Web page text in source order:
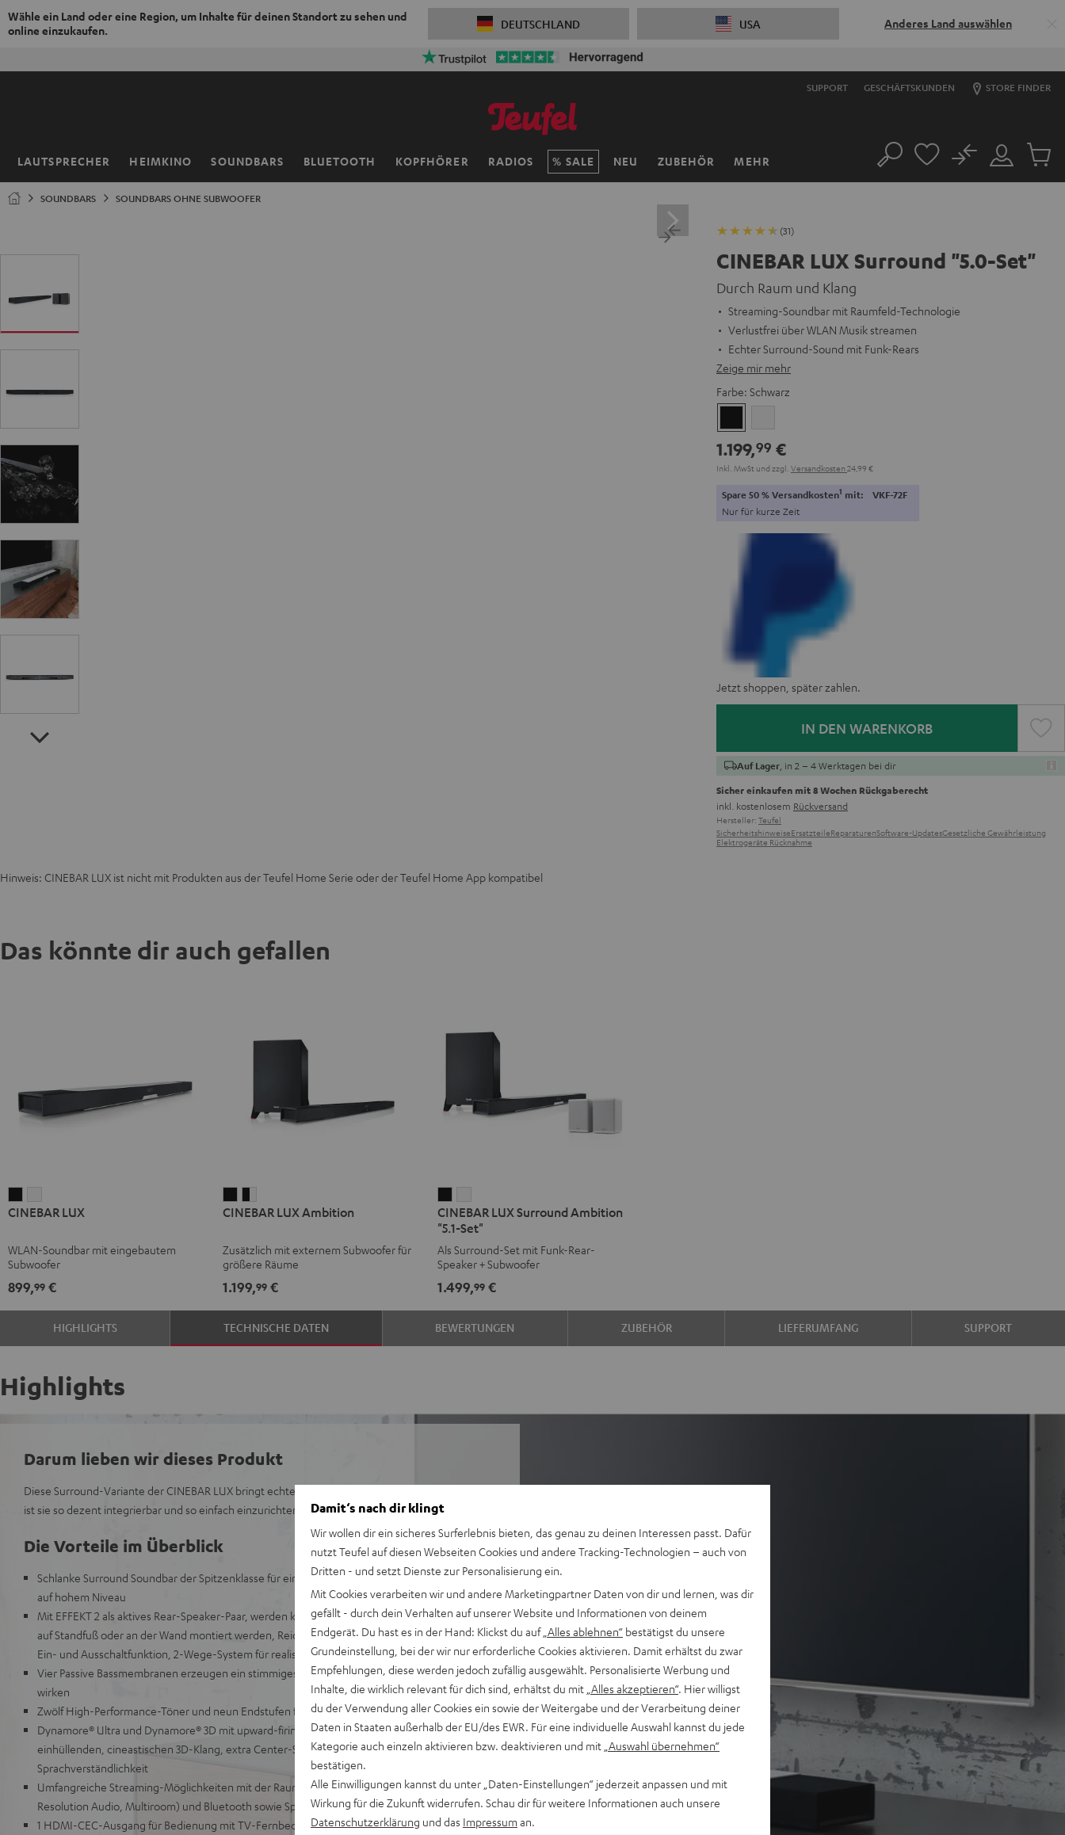
Wähle ein Land oder eine Region, um Inhalte für deinen Standort zu sehen und
online einzukaufen.
DEUTSCHLAND USA Anderes Land auswählen
50% Versandkosten sparen mit VKF-72F 05D:20
SUPPORT GESCHÄFTSKUNDEN STORE FINDER
LAUTSPRECHER HEIMKINO SOUNDBARS BLUETOOTH KOPFHÖRER RADIOS SALE NEU ZUBEHÖR MEHR
Startseite Suche
Mein
Konto
No
Artikel
SOUNDBARS SOUNDBARS OHNE SUBWOOFER
(31)
CINEBAR LUX Surround "5.0-Set"
Durch Raum und Klang
Streaming-Soundbar mit Raumfeld-Technologie
Verlustfrei über WLAN Musik streamen
Echter Surround-Sound mit Funk-Rears
Zeige mir mehr
Farbe: Schwarz
1.199,99 €
Inkl. MwSt und zzgl. Versandkosten 24,99 €
Spare 50 % Versandkosten1 mit: VKF-72F
Nur für kurze Zeit
Jetzt shoppen, später zahlen.
IN DEN WARENKORB
Auf Lager , in 2 – 4 Werktagen bei dir
Sicher einkaufen mit 8 Wochen Rückgaberecht
inkl. kostenlosem Rückversand
Hersteller: Teufel
SicherheitshinweiseErsatzteileReparaturenSoftware-UpdatesGesetzliche Gewährleistung
Elektrogeräte Rücknahme
Hinweis: CINEBAR LUX ist nicht mit Produkten aus der Teufel Home Serie oder der Teufel Home App kompatibel
Das könnte dir auch gefallen
LUXLUX
CINEBAR LUX
WLAN-Soundbar mit eingebautem
Subwoofer
899,99 €
LUX
Schwarz
LUX
Schwarz
/
Weiß
CINEBAR LUX Ambition
Zusätzlich mit externem Subwoofer für
größere Räume
1.199,99€
LUX
Surround
Ambition
"5.1-
Set"
Schwarz
LUX
Surround
Ambition
"5.1-
Set"
Weiß
CINEBAR LUX Surround Ambition
"5.1-Set"
Als Surround-Set mit Funk-Rear-
Speaker + Subwoofer
1.499,99€
HIGHLIGHTS TECHNISCHE DATEN BEWERTUNGEN ZUBEHÖR LIEFERUMFANG SUPPORT
Highlights
Darum lieben wir dieses Produkt
Diese Surround-Variante der CINEBAR LUX bringt echten Raumklang ohne Kompromisse. Dabei
ist sie so dezent integrierbar und so einfach einzurichten wie kein zweites Heimkino-System.
Die Vorteile im Überblick
Schlanke Surround Soundbar der Spitzenklasse für eine TV-, Musik-, und Gaming-Wiedergabe
auf hohem Niveau
Mit EFFEKT 2 als aktives Rear-Speaker-Paar, werden kabellos per Funk angesteuert, können
auf Standfuß oder an der Wand montiert werden, Reichweiten von bis zu 15 m, automatische
Ein- und Ausschaltfunktion, 2-Wege-System für realistischen Surround-Sound
Vier Passive Bassmembranen erzeugen ein stimmiges Bassfundament ohne aufdringlich zu
wirken
Zwölf High-Performance-Töner und neun Endstufen für hohe Pegel in Räumen bis 30 m²
Dynamore® Ultra und Dynamore® 3D mit upward-firing- und side-firing-Speaker für
einhüllenden, cineastischen 3D-Klang, extra Center-Speaker für bestmögliche
Sprachverständlichkeit
Umfangreiche Streaming-Möglichkeiten mit der Raumfeld Technologie (verlustfrei, High
Resolution Audio, Multiroom) und Bluetooth sowie Spotify (auch Spotify Free)
1 HDMI-CEC-Ausgang für Bedienung mit TV-Fernbedienung, ARC für Ein-Kabel-Anschluss am
Damit‘s nach dir klingt
Wir wollen dir ein sicheres Surferlebnis bieten, das genau zu deinen Interessen passt. Dafür
nutzt Teufel auf diesen Webseiten Cookies und andere Tracking-Technologien – auch von
Dritten - und setzt Dienste zur Personalisierung ein.
Mit Cookies verarbeiten wir und andere Marketingpartner Daten von dir und lernen, was dir
gefällt - durch dein Verhalten auf unserer Website und Informationen von deinem
Endgerät. Du hast es in der Hand: Klickst du auf „Alles ablehnen“ bestätigst du unsere
Grundeinstellung, bei der wir nur erforderliche Cookies aktivieren. Damit erhältst du zwar
Empfehlungen, diese werden jedoch zufällig ausgewählt. Personalisierte Werbung und
Inhalte, die wirklich relevant für dich sind, erhältst du mit „Alles akzeptieren“. Hier willigst
du der Verwendung aller Cookies ein sowie der Weitergabe und der Verarbeitung deiner
Daten in Staaten außerhalb der EU/des EWR. Für eine individuelle Auswahl kannst du jede
Kategorie auch einzeln aktivieren bzw. deaktivieren und mit „Auswahl übernehmen“
bestätigen.
Alle Einwilligungen kannst du unter „Daten-Einstellungen“ jederzeit anpassen und mit
Wirkung für die Zukunft widerrufen. Schau dir für weitere Informationen auch unsere
Datenschutzerklärung und das Impressum an.